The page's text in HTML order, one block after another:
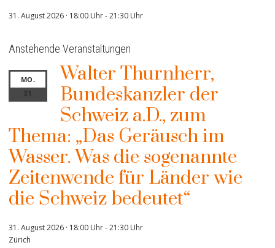
31. August 2026 · 18:00 Uhr-21:30 Uhr
Anstehende Veranstaltungen
MO.
31
Walter Thurnherr,
Bundeskanzler der
Schweiz a.D., zum
Thema: „Das Geräusch im
Wasser. Was die sogenannte
Zeitenwende für Länder wie
die Schweiz bedeutet“
31. August 2026 · 18:00 Uhr-21:30 Uhr
Zürich